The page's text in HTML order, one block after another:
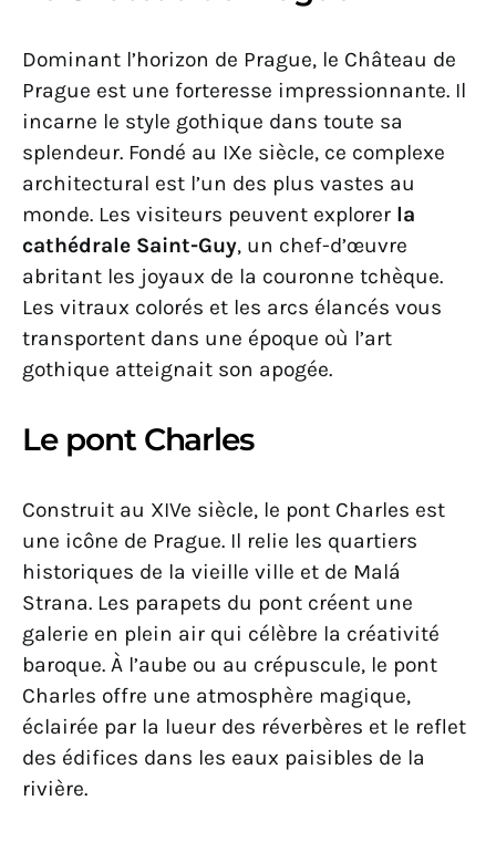
Dominant l’horizon de Prague, le Château de
Prague est une forteresse impressionnante. Il
incarne le style gothique dans toute sa
splendeur. Fondé au IXe siècle, ce complexe
architectural est l’un des plus vastes au
monde. Les visiteurs peuvent explorer la
cathédrale Saint-Guy, un chef-d’œuvre
abritant les joyaux de la couronne tchèque.
Les vitraux colorés et les arcs élancés vous
transportent dans une époque où l’art
gothique atteignait son apogée.
Le pont Charles
Construit au XIVe siècle, le pont Charles est
une icône de Prague. Il relie les quartiers
historiques de la vieille ville et de Malá
Strana. Les parapets du pont créent une
galerie en plein air qui célèbre la créativité
baroque. À l’aube ou au crépuscule, le pont
Charles offre une atmosphère magique,
éclairée par la lueur des réverbères et le reflet
des édifices dans les eaux paisibles de la
rivière.